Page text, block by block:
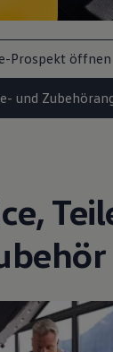
Prospekt öffnen
und
,